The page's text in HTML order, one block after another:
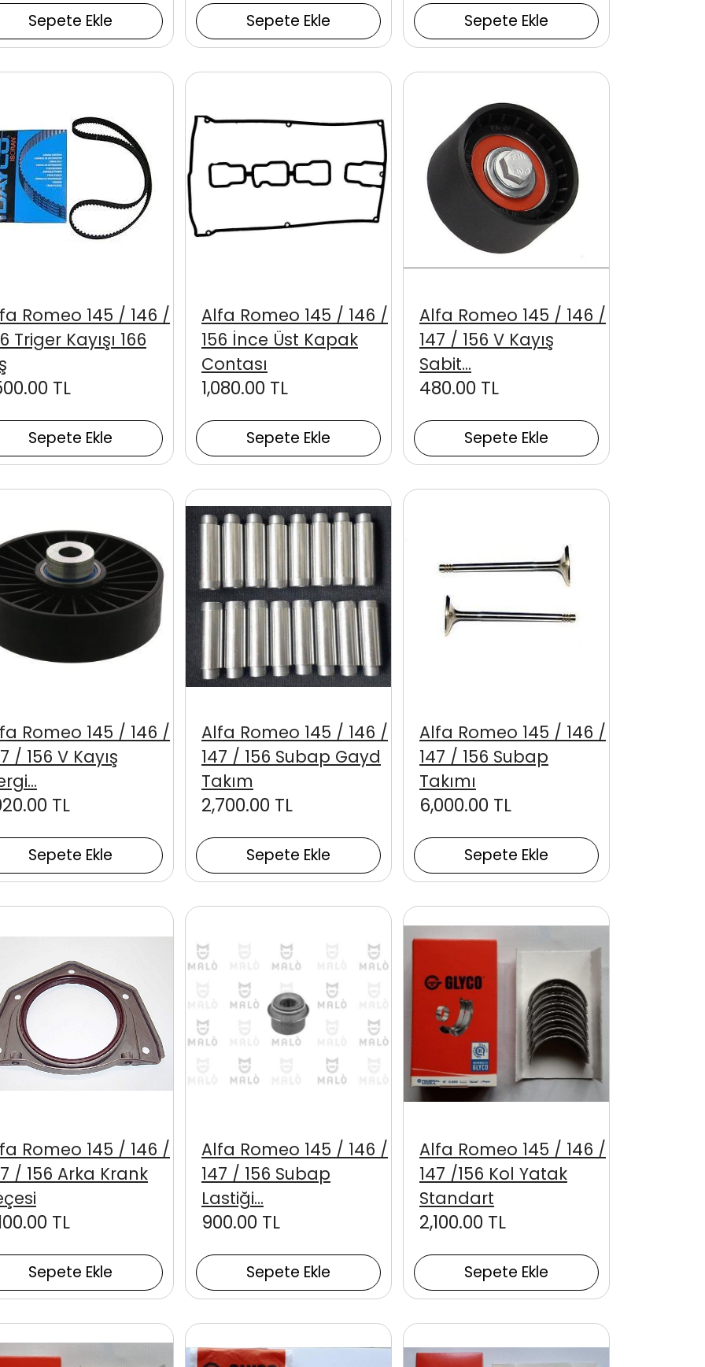
Sepete Ekle Sepete Ekle Sepete Ekle
Sepete Ekle
Romeo 145 / 146 /
Triger Kayışı 166
TL
Sepete Ekle
Alfa Romeo 145 / 146 /
156 İnce Üst Kapak
Contası
1,080.00 TL
Sepete Ekle
Alfa Romeo 145 / 146 /
147 / 156 V Kayış
Sabit...
480.00 TL
Sepete Ekle
Romeo 145 / 146 /
/ 156 V Kayış
TL
Sepete Ekle
Alfa Romeo 145 / 146 /
147 / 156 Subap Gayd
Takım
2,700.00 TL
Sepete Ekle
Alfa Romeo 145 / 146 /
147 / 156 Subap
Takımı
6,000.00 TL
Sepete Ekle
Romeo 145 / 146 /
/ 156 Arka Krank
TL
Sepete Ekle
Alfa Romeo 145 / 146 /
147 / 156 Subap
Lastiği...
900.00 TL
Sepete Ekle
Alfa Romeo 145 / 146 /
147 /156 Kol Yatak
Standart
2,100.00 TL